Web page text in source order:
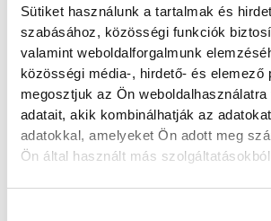
Sütiket használunk a tartalmak és
szabásához, közösségi funkciók
valamint weboldalforgalmunk
közösségi média-, hirdető- és elemező
megosztjuk az Ön
adatait, akik kombinálhatják az
adatokkal, amelyeket Ön adott meg
Ön által használt más
A Tisza-frakció
kezdeményezte,
jövő kedden
államfőválasztás
A Tisza-frakció
a parlament jövő kedden
meg az új köztársasági